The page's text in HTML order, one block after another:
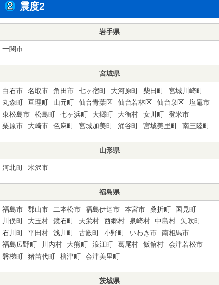
震度2
岩手県
一関市
宮城県
白石市 名取市 角田市 七ヶ宿町 大河原町 柴田町
宮城川崎町
丸森町
亘理町 山元町 仙台青葉区 仙台若林区 仙台泉区
塩竈市
東松島市
松島町 七ヶ浜町 大郷町 大衡村 女川町
登米市
栗原市
大崎市 色麻町 宮城加美町 涌谷町 宮城美里町 南三陸町
山形県
河北町 米沢市
福島県
福島市 郡山市 二本松市 福島伊達市 本宮市 桑折町
国見町
川俣町
大玉村 鏡石町 天栄村 西郷村 泉崎村 中島村
矢吹町
石川町
平田村 浅川町 古殿町 小野町 いわき市
南相馬市
福島広野町
川内村 大熊町 浪江町 葛尾村 飯舘村
会津若松市
磐梯町
猪苗代町 柳津町 会津美里町
茨城県